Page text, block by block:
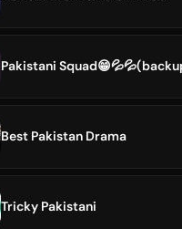
Pakistani
Best Pakistan Drama
Tricky Pakistani